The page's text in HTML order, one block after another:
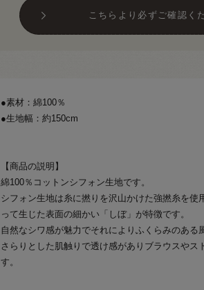
こちらより必ずご確認く
●素材：綿100％
●生地幅：約150cm
【商品の説明】
綿100％コットンシフォン生地です。
シフォン生地は糸に撚りを沢山かけた強撚糸を使
って生じた表面の細かい「しぼ」が特徴です。
自然なシワ感が魅力でそれによりふくらみのある
さらりとした肌触りで透け感がありブラウスやス
す。